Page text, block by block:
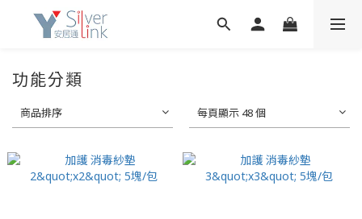
功能分類
商品排序 每頁顯示 48 個